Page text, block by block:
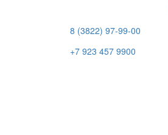
8 (3822) 97-99-00
+7 923 457 9900